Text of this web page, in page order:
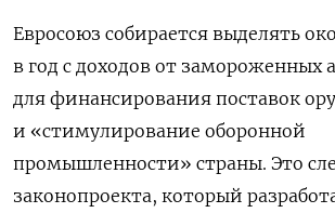
Евросоюз собирается выделять
в год с доходов от замороженных
для финансирования поставок
и «стимулирование оборонной
промышленности» страны. Это
законопроекта, который